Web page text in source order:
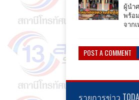
ผู้นำ
พร้อ
จาก
POST A COMMENT
รายการข่าว